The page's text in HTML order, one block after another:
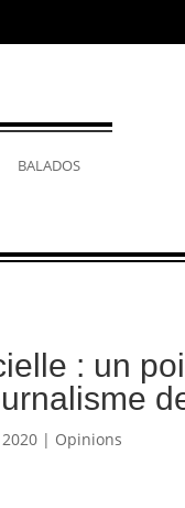
BALADOS
: un
| Opinions